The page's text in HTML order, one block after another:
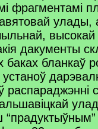
фрагментамі
улады,
высокай
дакументы
баках бланкаў